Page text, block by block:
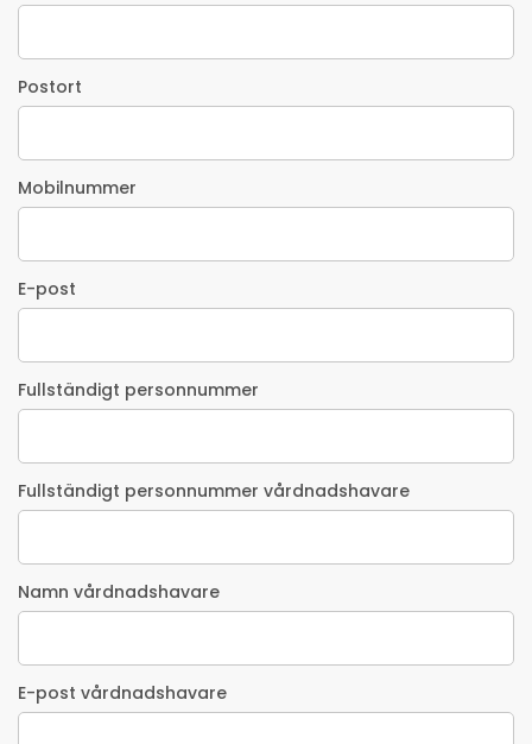
Postort
Mobilnummer
E-post
Fullständigt personnummer
Fullständigt personnummer vårdnadshavare
Namn vårdnadshavare
E-post vårdnadshavare